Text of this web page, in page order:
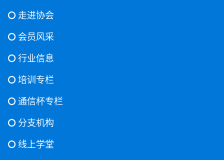
走进协会
会员风采
行业信息
培训专栏
通信杯专栏
分支机构
线上学堂